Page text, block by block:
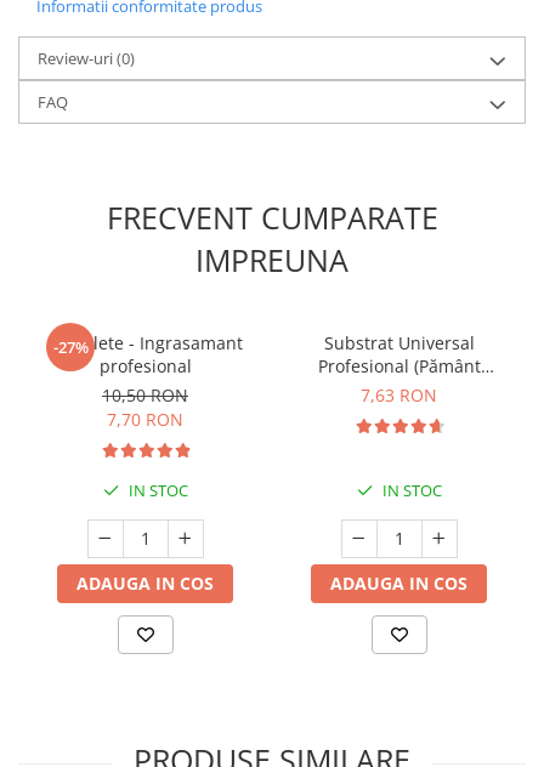
Informatii conformitate produs
Review-uri(0)
FAQ
FRECVENT CUMPARATE
IMPREUNA
-27%
5 Tablete - Ingrasamant
profesional
10,50 RON
7,70 RON
IN STOC
ADAUGA IN COS
Substrat Universal
Profesional (Pământ
Premium) - 5 L
7,63 RON
IN STOC
ADAUGA IN COS